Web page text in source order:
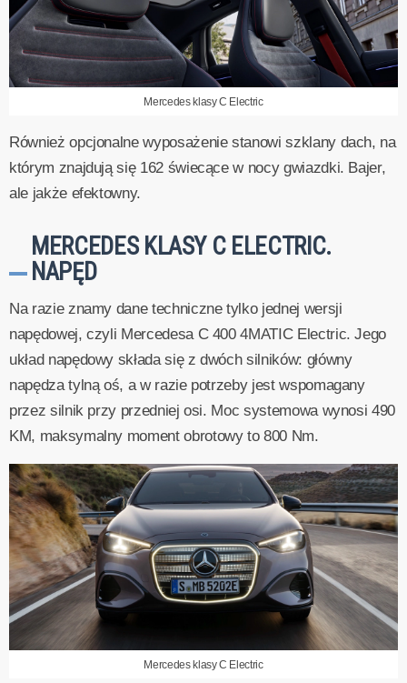
Mercedes klasy C Electric
Również opcjonalne wyposażenie stanowi szklany dach, na
którym znajdują się 162 świecące w nocy gwiazdki. Bajer,
ale jakże efektowny.
MERCEDES KLASY C ELECTRIC.
NAPĘD
Na razie znamy dane techniczne tylko jednej wersji
napędowej, czyli Mercedesa C 400 4MATIC Electric. Jego
układ napędowy składa się z dwóch silników: główny
napędza tylną oś, a w razie potrzeby jest wspomagany
przez silnik przy przedniej osi. Moc systemowa wynosi 490
KM, maksymalny moment obrotowy to 800 Nm.
Mercedes klasy C Electric